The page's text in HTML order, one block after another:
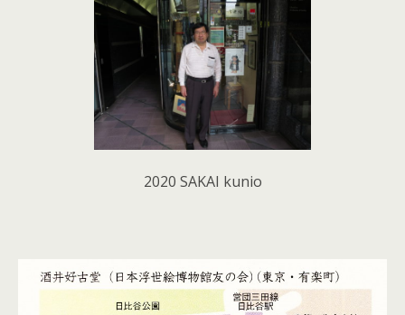
2020 SAKAI kunio